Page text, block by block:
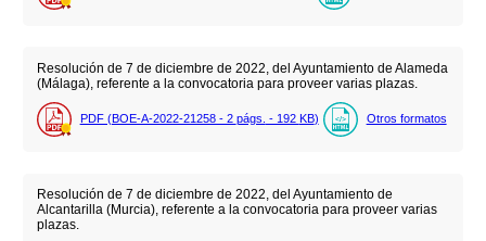
Resolución de 7 de diciembre de 2022, del Ayuntamiento de Alameda
(Málaga), referente a la convocatoria para proveer varias plazas.
PDF (BOE-A-2022-21258 - 2 págs. - 192 KB) Otros formatos
Resolución de 7 de diciembre de 2022, del Ayuntamiento de
Alcantarilla (Murcia), referente a la convocatoria para proveer varias
plazas.